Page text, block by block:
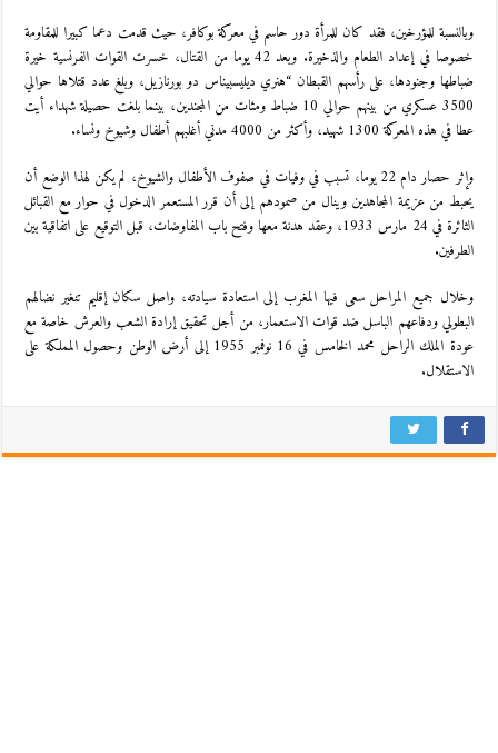
وبالنسبة للمؤرخين، فقد كان للمرأة دور حاسم في معركة بوكافر، حيث قدمت دعما كبيرا للمقاومة
خصوصا في إعداد الطعام والذخيرة. وبعد 42 يوما من القتال، خسرت القوات الفرنسية خيرة
ضباطها وجنودها، على رأسهم القبطان “هنري ديليسبيناس دو بورنازيل، وبلغ عدد قتلاها حوالي
3500 عسكري من بينهم حوالي 10 ضباط ومئات من المجندين، بينما بلغت حصيلة شهداء أيت
عطا في هذه المعركة 1300 شهيد، وأكثر من 4000 مدني أغلبهم أطفال وشيوخ ونساء.
وإثر حصار دام 22 يوما، تسبب في وفيات في صفوف الأطفال والشيوخ، لم يكن لهذا الوضع أن
يحبط من عزيمة المجاهدين وينال من صمودهم إلى أن قرر المستعمر الدخول في حوار مع القبائل
الثائرة في 24 مارس 1933، وعقد هدنة معها وفتح باب المفاوضات، قبل التوقيع على اتفاقية بين
الطرفين.
وخلال جميع المراحل سعى فيها المغرب إلى استعادة سيادته، واصل سكان إقليم تنغير نضالهم
البطولي ودفاعهم الباسل ضد قوات الاستعمار، من أجل تحقيق إرادة الشعب والعرش خاصة مع
عودة الملك الراحل محمد الخامس في 16 نوفمبر 1955 إلى أرض الوطن وحصول المملكة على
الاستقلال.